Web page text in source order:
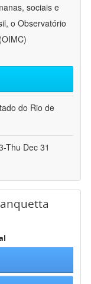
sociais e
o Observatório
do Rio de
Thu Dec 31